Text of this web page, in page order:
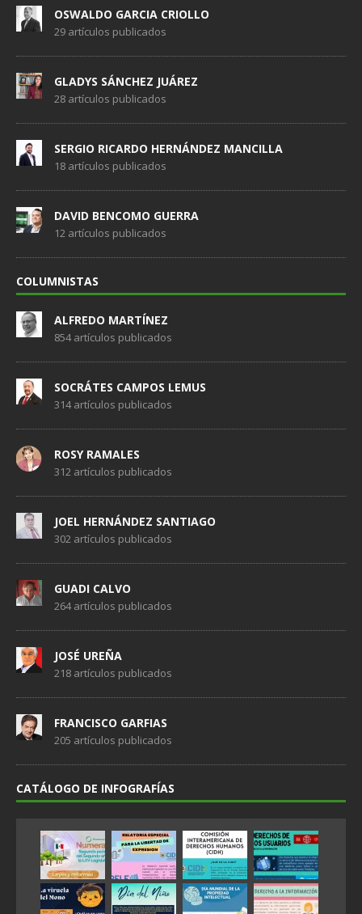
OSWALDO GARCIA CRIOLLO
29 artículos publicados
GLADYS SÁNCHEZ JUÁREZ
28 artículos publicados
SERGIO RICARDO HERNÁNDEZ MANCILLA
18 artículos publicados
DAVID BENCOMO GUERRA
12 artículos publicados
COLUMNISTAS
ALFREDO MARTÍNEZ
854 artículos publicados
SOCRÁTES CAMPOS LEMUS
314 artículos publicados
ROSY RAMALES
312 artículos publicados
JOEL HERNÁNDEZ SANTIAGO
302 artículos publicados
GUADI CALVO
264 artículos publicados
JOSÉ UREÑA
218 artículos publicados
FRANCISCO GARFIAS
205 artículos publicados
CATÁLOGO DE INFOGRAFÍAS